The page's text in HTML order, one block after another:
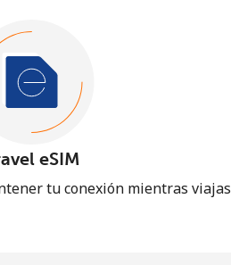
eSIM
tu conexión mientras viajas